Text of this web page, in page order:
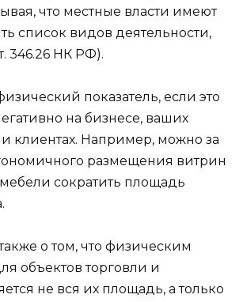
что местные власти имеют
список видов деятельности,
346.26 НК РФ).
показатель, если это
на бизнесе, ваших
клиентах. Например, можно за
размещения витрин
сократить площадь
о том, что физическим
объектов торговли и
не вся их площадь, а только